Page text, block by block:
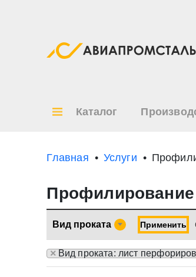
Каталог
Главная Услуги
Профилирование
Вид проката Применить
× Вид проката: лист